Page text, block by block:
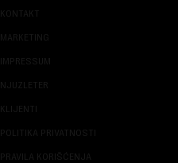
KONTAKT
MARKETING
IMPRESSUM
NJUZLETER
KLIJENTI
POLITIKA PRIVATNOSTI
PRAVILA KORIŠĆENJA